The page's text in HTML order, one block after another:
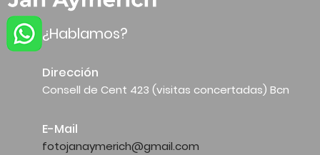
¿Hablamos?
Dirección
Consell de Cent 423 (visitas concertadas) Bcn
E-Mail
fotojanaymerich@gmail.com